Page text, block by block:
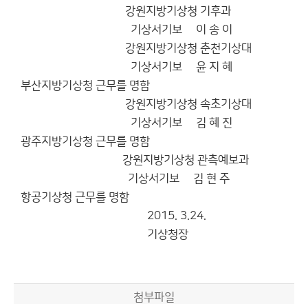
강원지방기상청 기후과
기상서기보 이 송 이
강원지방기상청 춘천기상대
기상서기보 윤 지 혜
부산지방기상청 근무를 명함
강원지방기상청 속초기상대
기상서기보 김 혜 진
광주지방기상청 근무를 명함
강원지방기상청 관측예보과
기상서기보 김 현 주
항공기상청 근무를 명함
2015. 3.24.
기상청장
첨부파일